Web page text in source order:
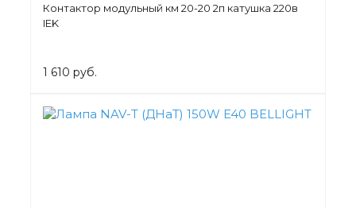
Контактор модульный км 20-20 2п катушка 220в
IEK
1 610 руб.